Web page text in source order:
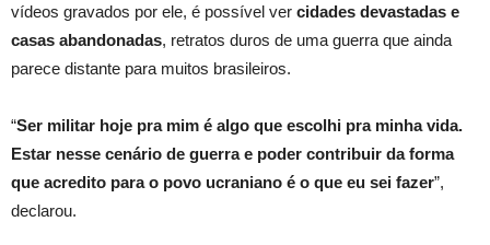
vídeos gravados por ele, é possível ver cidades devastadas e
casas abandonadas, retratos duros de uma guerra que ainda
parece distante para muitos brasileiros.
“Ser militar hoje pra mim é algo que escolhi pra minha vida.
Estar nesse cenário de guerra e poder contribuir da forma
que acredito para o povo ucraniano é o que eu sei fazer”,
declarou.